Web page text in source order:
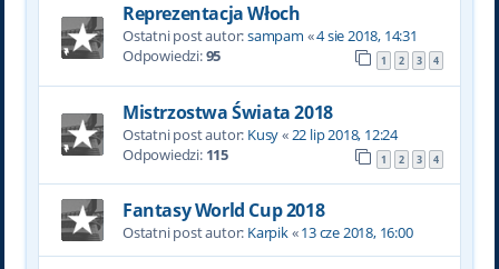
Reprezentacja Włoch
Ostatni post autor:sampam «4 sie 2018, 14:31
Odpowiedzi:95 1 2 3 4
Mistrzostwa Świata 2018
Ostatni post autor: Kusy«22 lip 2018, 12:24
Odpowiedzi: 115 1 2 3 4
Fantasy World Cup 2018
Ostatni post autor: Karpik«13 cze 2018, 16:00